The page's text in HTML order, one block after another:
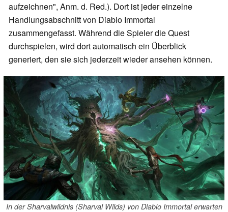
aufzeichnen", Anm. d. Red.). Dort ist jeder einzelne
Handlungsabschnitt von Diablo Immortal
zusammengefasst. Während die Spieler die Quest
durchspielen, wird dort automatisch ein Überblick
generiert, den sie sich jederzeit wieder ansehen können.
In der Sharvalwildnis (Sharval Wilds) von Diablo Immortal erwarten